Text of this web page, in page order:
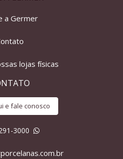
a Germer
lojas físicas
e fale conosco
3000